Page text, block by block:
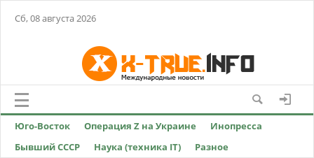
Сб, 08 августа 2026
Юго-Восток Операция Z на Украине
Инопресса
Бывший СССР
Наука (техника IT) Разное